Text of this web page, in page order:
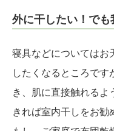
外に干したい！でも
寝具などについてはお
したくなるところで
き、肌に直接触れるよ
きれば室内干しをお勧